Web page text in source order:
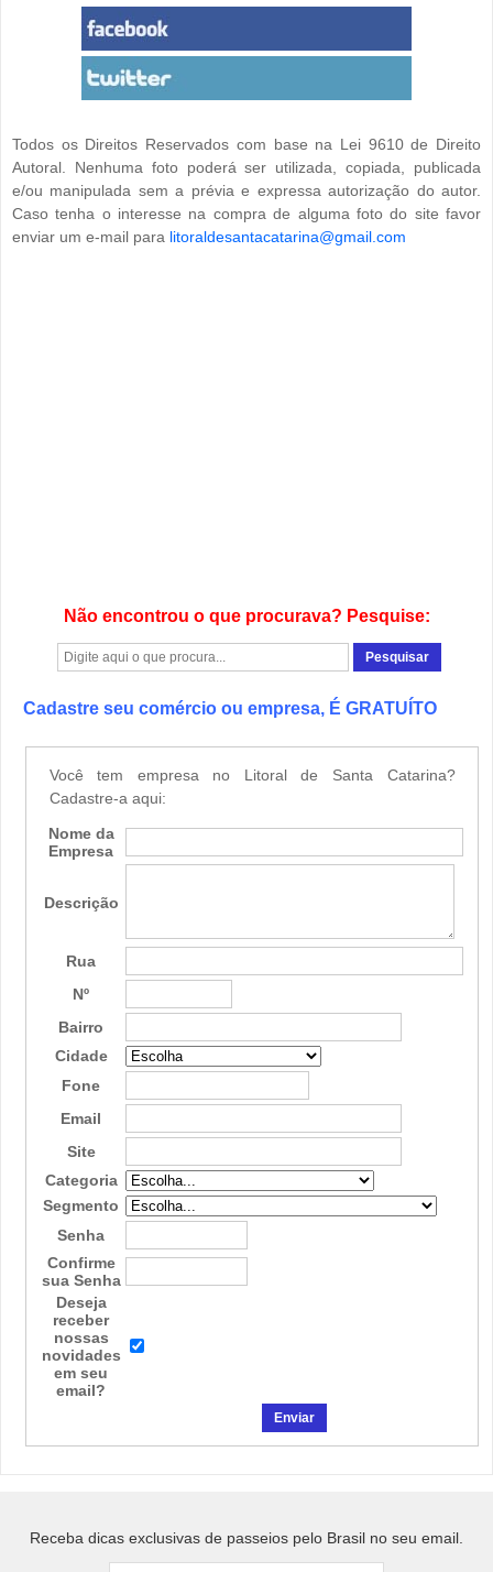
Todos os Direitos Reservados com base na Lei 9610 de Direito
Autoral. Nenhuma foto poderá ser utilizada, copiada, publicada
e/ou manipulada sem a prévia e expressa autorização do autor.
Caso tenha o interesse na compra de alguma foto do site favor
enviar um e-mail para litoraldesantacatarina@gmail.com
Não encontrou o que procurava? Pesquise:
Cadastre seu comércio ou empresa, É GRATUÍTO
Você tem empresa no Litoral de Santa Catarina?
Cadastre-a aqui:
Nome da
Empresa
Descrição
Rua
Nº
Bairro
Cidade
Fone
Email
Site
Categoria
Segmento
Senha
Confirme
sua Senha
Deseja
receber
nossas
novidades
em seu
email?
Receba dicas exclusivas de passeios pelo Brasil no seu email.